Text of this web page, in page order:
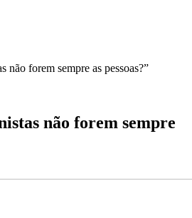
não forem sempre as pessoas?”
não forem sempre